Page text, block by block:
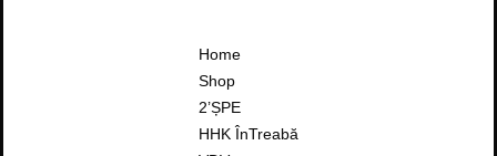
Home
Shop
2’ȘPE
HHK ÎnTreabă